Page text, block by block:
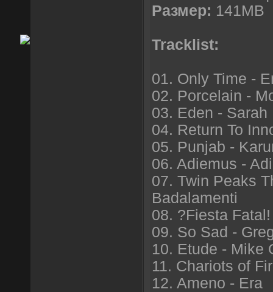
Размер: 141MB
Tracklist:
01. Only Time -
02. Porcelain -
03. Eden - Sarah
04. Return To
05. Punjab -
06. Adiemus -
07. Twin Peaks
Badalamenti
08. ?Fiesta
09. So Sad -
10. Etude - Mike
11. Chariots of
12. Ameno - Era